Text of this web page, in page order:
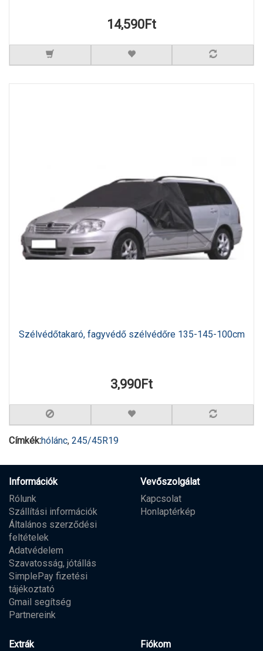
14,590Ft
Szélvédőtakaró, fagyvédő szélvédőre 135-145-100cm
3,990Ft
Címkék:hólánc, 245/45R19
Információk
Rólunk
Szállítási információk
Általános szerződési
feltételek
Adatvédelem
Szavatosság, jótállás
SimplePay fizetési
tájékoztató
Gmail segítség
Partnereink
Vevőszolgálat
Kapcsolat
Honlaptérkép
Extrák Fiókom